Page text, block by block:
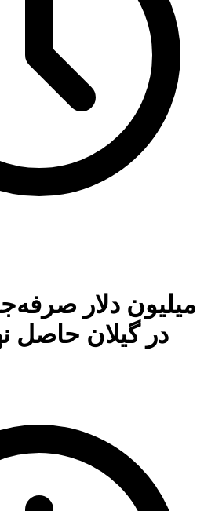
در گیلان